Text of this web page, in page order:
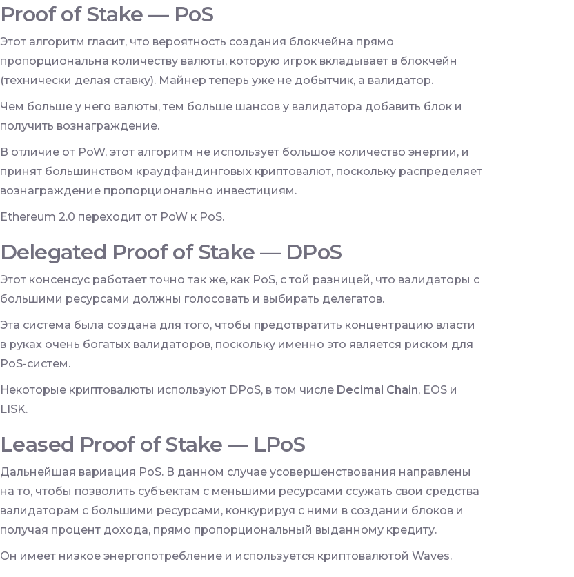
Proof of Stake — PoS
Этот алгоритм гласит, что вероятность создания блокчейна прямо
пропорциональна количеству валюты, которую игрок вкладывает в блокчейн
(технически делая ставку). Майнер теперь уже не добытчик, а валидатор.
Чем больше у него валюты, тем больше шансов у валидатора добавить блок и
получить вознаграждение.
В отличие от PoW, этот алгоритм не использует большое количество энергии, и
принят большинством краудфандинговых криптовалют, поскольку распределяет
вознаграждение пропорционально инвестициям.
Ethereum 2.0 переходит от PoW к PoS.
Delegated Proof of Stake — DPoS
Этот консенсус работает точно так же, как PoS, с той разницей, что валидаторы с
большими ресурсами должны голосовать и выбирать делегатов.
Эта система была создана для того, чтобы предотвратить концентрацию власти
в руках очень богатых валидаторов, поскольку именно это является риском для
PoS-систем.
Некоторые криптовалюты используют DPoS, в том числе Decimal Chain, EOS и
LISK.
Leased Proof of Stake — LPoS
Дальнейшая вариация PoS. В данном случае усовершенствования направлены
на то, чтобы позволить субъектам с меньшими ресурсами ссужать свои средства
валидаторам с большими ресурсами, конкурируя с ними в создании блоков и
получая процент дохода, прямо пропорциональный выданному кредиту.
Он имеет низкое энергопотребление и используется криптовалютой Waves.